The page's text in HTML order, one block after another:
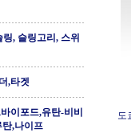
링, 슬링고리, 스위
,타겟
이포드,유탄-비비
,나이프
도